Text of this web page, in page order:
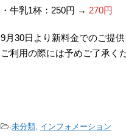
・牛乳1杯：250円 → 270円
9月30日より新料金でのご提供
ご利用の際には予めご了承く
-未分類, インフォメーション